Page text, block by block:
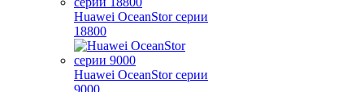
Huawei OceanStor серии
18800
Huawei OceanStor серии
9000